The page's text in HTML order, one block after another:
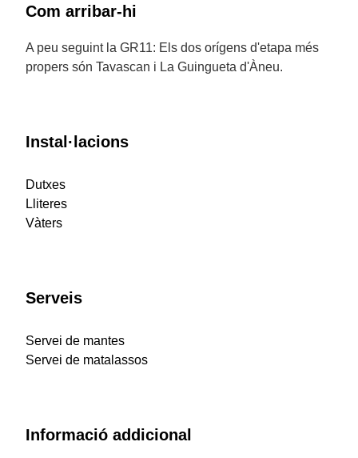
Com arribar-hi
A peu seguint la GR11: Els dos orígens d'etapa més
propers són Tavascan i La Guingueta d'Àneu.
Instal·lacions
Dutxes
Lliteres
Vàters
Serveis
Servei de mantes
Servei de matalassos
Informació addicional